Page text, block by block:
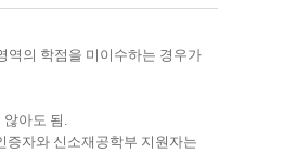
역의 학점을 미이수하는 경우가
아도 됨.
증자와 신소재공학부 지원자는